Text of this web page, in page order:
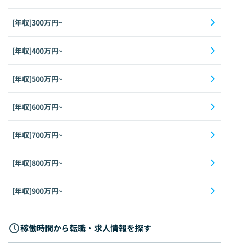
[年収]300万円~
[年収]400万円~
[年収]500万円~
[年収]600万円~
[年収]700万円~
[年収]800万円~
[年収]900万円~
稼働時間から転職・求人情報を探す